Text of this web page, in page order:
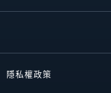
隱私權政策